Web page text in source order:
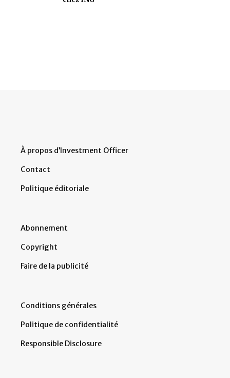
À propos d’Investment Officer
Contact
Politique éditoriale
Abonnement
Copyright
Faire de la publicité
Conditions générales
Politique de confidentialité
Responsible Disclosure